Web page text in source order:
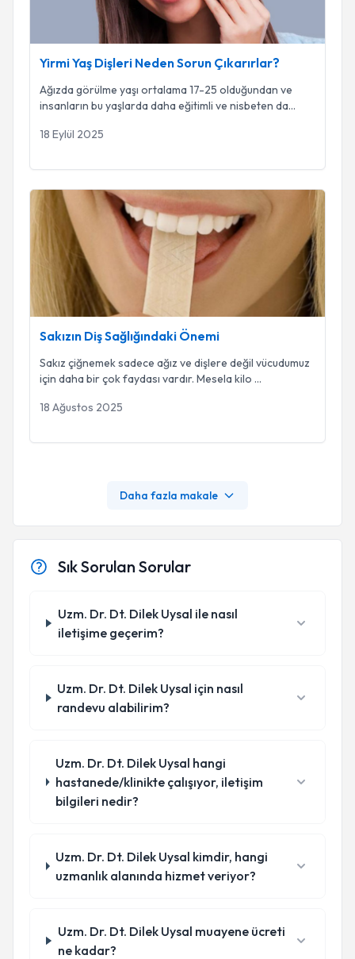
Yirmi Yaş Dişleri Neden Sorun Çıkarırlar?
Ağızda görülme yaşı ortalama 17-25 olduğundan ve
insanların bu yaşlarda daha eğitimli ve nisbeten da...
18 Eylül 2025
Sakızın Diş Sağlığındaki Önemi
Sakızın Diş Sağlığındaki Önemi
Sakız çiğnemek sadece ağız ve dişlere değil vücudumuz
için daha bir çok faydası vardır. Mesela kilo ...
18 Ağustos 2025
Daha fazla makale
Sık Sorulan Sorular
Uzm. Dr. Dt. Dilek Uysal ile nasıl
iletişime geçerim?
Uzm. Dr. Dt. Dilek Uysal için nasıl
randevu alabilirim?
Uzm. Dr. Dt. Dilek Uysal hangi
hastanede/klinikte çalışıyor, iletişim
bilgileri nedir?
Uzm. Dr. Dt. Dilek Uysal kimdir, hangi
uzmanlık alanında hizmet veriyor?
Uzm. Dr. Dt. Dilek Uysal muayene ücreti
ne kadar?